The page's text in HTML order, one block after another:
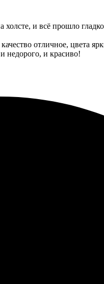
и всё прошло
отличное, цвета
недорого, и красиво!
20х20 — результат
прост и интуитивно
яркие, детали четкие.